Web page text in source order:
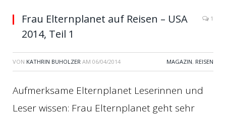
Frau Elternplanet auf Reisen – USA
2014, Teil 1
1
VON KATHRIN BUHOLZER AM 06/04/2014 MAGAZIN, REISEN
Aufmerksame Elternplanet Leserinnen und
Leser wissen: Frau Elternplanet geht sehr